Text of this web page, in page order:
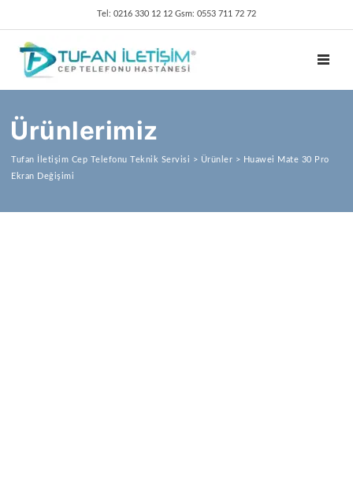
Tel: 0216 330 12 12 Gsm: 0553 711 72 72
Ürünlerimiz
Tufan İletişim Cep Telefonu Teknik Servisi > Ürünler > Huawei Mate 30 Pro
Ekran Değişimi